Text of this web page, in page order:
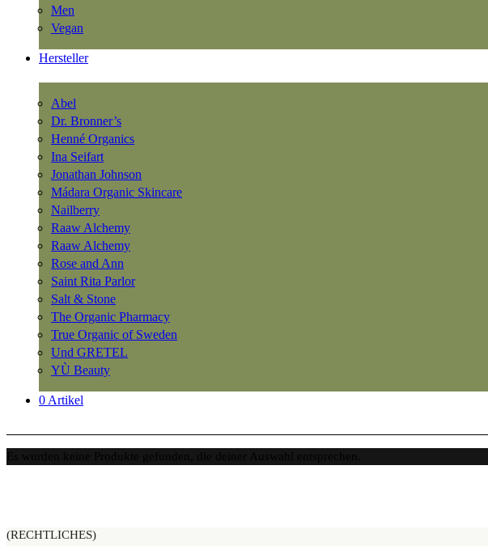
Men
Vegan
Hersteller
Abel
Dr. Bronner’s
Henné Organics
Ina Seifart
Jonathan Johnson
Mádara Organic Skincare
Nailberry
Raaw Alchemy
Raaw Alchemy
Rose and Ann
Saint Rita Parlor
Salt & Stone
The Organic Pharmacy
True Organic of Sweden
Und GRETEL
YÙ Beauty
0 Artikel
(RECHTLICHES)